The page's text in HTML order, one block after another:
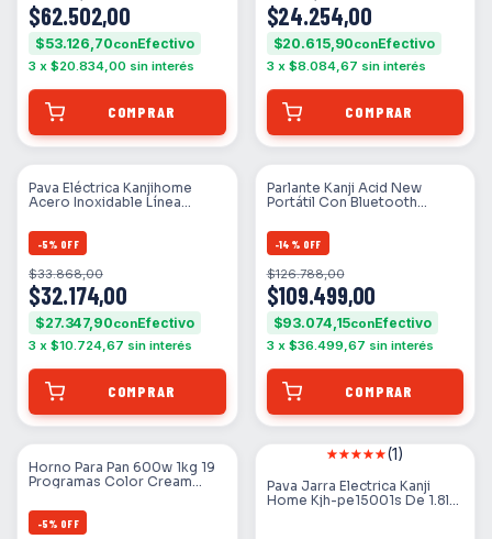
$62.502,00
$53.126,70con
3 x $20.834,00 sin interés
$24.254,00
$20.615,90con
3 x $8.084,67 sin interés
Pava Eléctrica Kanjihome
Acero Inoxidable Línea
-5% OFF
$32.174,00
$33.868,00
$27.347,90con
3 x $10.724,67 sin interés
Parlante Kanji Acid New
Portátil Con Bluetooth
-14 % OFF
$109.499,00
$126.788,00
$93.074,15con
3 x $36.499,67 sin interés
Horno Para Pan 600w 1kg 19
Programas Color Cream
-5% OFF
SIN STOCK (1)
Pava Jarra Electrica Kanji
Home Kjh-pe15001s De 1.8l